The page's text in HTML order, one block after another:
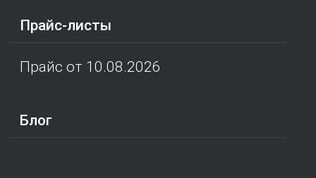
Прайс-листы
Прайс от 10.08.2026
Блог